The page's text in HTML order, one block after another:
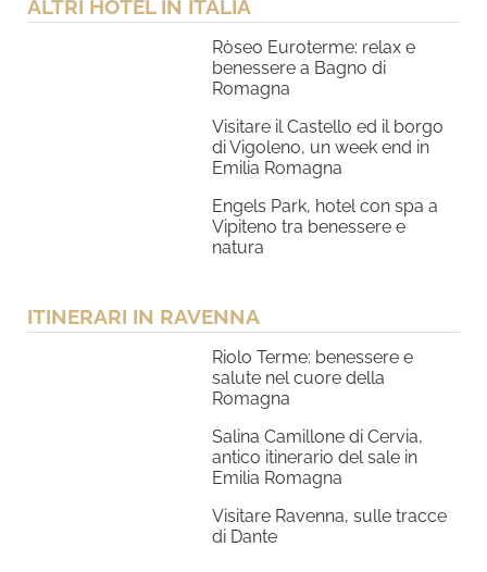
ALTRI HOTEL IN ITALIA
Ròseo Euroterme: relax e
benessere a Bagno di
Romagna
Visitare il Castello ed il borgo
di Vigoleno, un week end in
Emilia Romagna
Engels Park, hotel con spa a
Vipiteno tra benessere e
natura
ITINERARI IN RAVENNA
Riolo Terme: benessere e
salute nel cuore della
Romagna
Salina Camillone di Cervia,
antico itinerario del sale in
Emilia Romagna
Visitare Ravenna, sulle tracce
di Dante